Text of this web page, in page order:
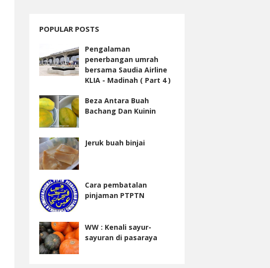
POPULAR POSTS
Pengalaman
penerbangan umrah
bersama Saudia Airline
KLIA - Madinah ( Part 4 )
Beza Antara Buah
Bachang Dan Kuinin
Jeruk buah binjai
Cara pembatalan
pinjaman PTPTN
WW : Kenali sayur-
sayuran di pasaraya